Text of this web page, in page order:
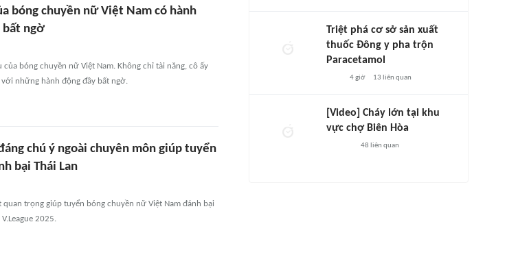
bóng chuyền nữ Việt Nam có hành
bất ngờ
bóng chuyền nữ Việt Nam. Không chỉ tài năng, cô ấy
những hành động đầy bất ngờ.
chú ý ngoài chuyên môn giúp tuyển
bại Thái Lan
quan trọng giúp tuyển bóng chuyền nữ Việt Nam đánh bại
2025.
Triệt phá cơ sở sản xuất
thuốc Đông y pha trộn
Paracetamol
4 giờ 13 liên quan
[Video] Cháy lớn tại khu
vực chợ Biên Hòa
48 liên quan